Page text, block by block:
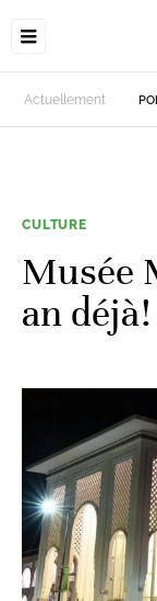
Actuellement
CULTURE
Musée
an déjà!